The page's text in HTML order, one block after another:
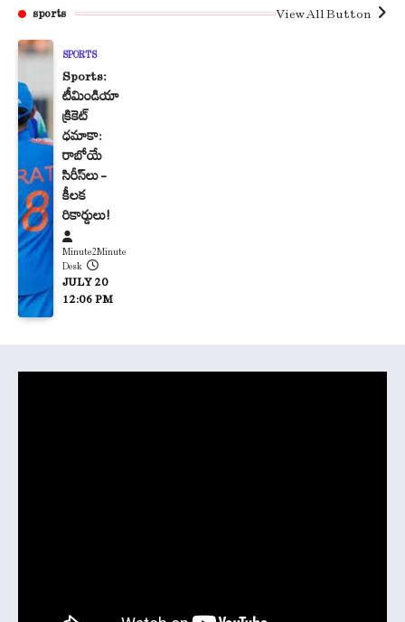
sports View All Button
SPORTS
Sports:
టీమిండియా
క్రికెట్
ధమాకా:
రాబోయే
సిరీస్‌లు –
కీలక
రికార్డులు!
Minute2Minute
Desk
JULY 20
12:06 PM